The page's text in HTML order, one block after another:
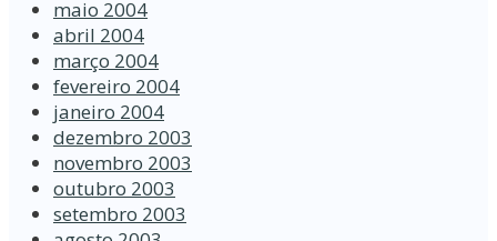
maio 2004
abril 2004
março 2004
fevereiro 2004
janeiro 2004
dezembro 2003
novembro 2003
outubro 2003
setembro 2003